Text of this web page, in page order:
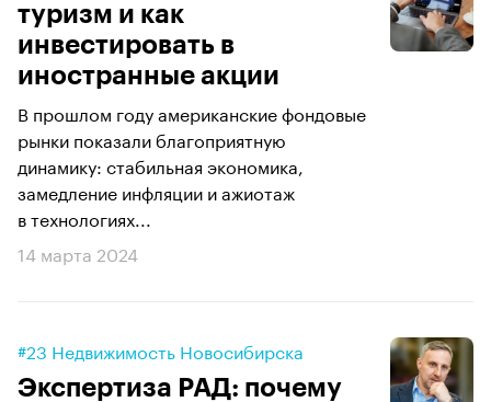
туризм и как
инвестировать в
иностранные акции
В прошлом году американские фондовые
рынки показали благоприятную
динамику: стабильная экономика,
замедление инфляции и ажиотаж
в технологиях...
14 марта 2024
#23 Недвижимость Новосибирска
Экспертиза РАД: почему